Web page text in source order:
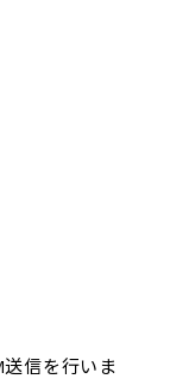
信を行いま